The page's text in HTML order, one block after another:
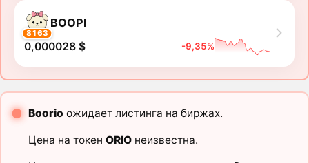
8163
BOOPI
0,000028 $ -9,35%
Boorio ожидает листинга на биржах.
Цена на токен ORIOнеизвестна.